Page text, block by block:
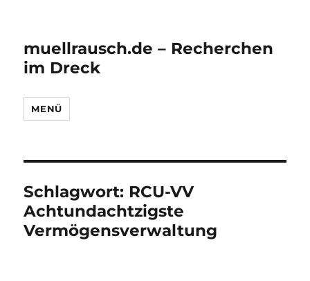
muellrausch.de – Recherchen
im Dreck
MENÜ
Schlagwort: RCU-VV
Achtundachtzigste
Vermögensverwaltung